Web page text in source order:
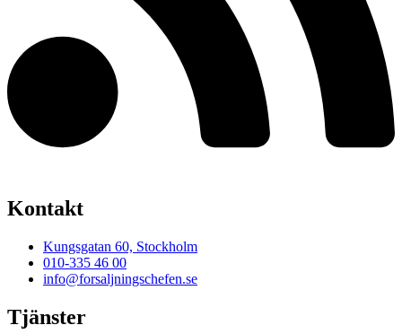
Kontakt
Kungsgatan 60, Stockholm
010-335 46 00
info@forsaljningschefen.se
Tjänster